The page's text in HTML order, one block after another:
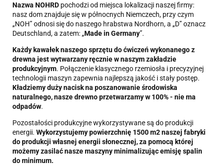
Nazwa NOHRD pochodzi od miejsca lokalizacji naszej firmy:
nasz dom znajduje się w północnych Niemczech, przy czym
„NOH” odnosi się do naszego hrabstwa Nordhorn, a „D” oznacz
Deutschland, a zatem: „Made in Germany”.
Każdy kawałek naszego sprzętu do ćwiczeń wykonanego z
drewna jest wytwarzany ręcznie w naszym zakładzie
produkcyjnym. Połączenie klasycznego rzemiosła i precyzyjnej
technologii maszyn zapewnia najlepszą jakość i stały postęp.
Kładziemy duży nacisk na poszanowanie środowiska
naturalnego, nasze drewno przetwarzamy w 100% - nie ma
odpadów.
Pozostałości produkcyjne wykorzystywane są do produkcji
energii. Wykorzystujemy powierzchnię 1500 m2 naszej fabryki
do produkcji własnej energii słonecznej, za pomocą której
możemy zasilać nasze maszyny minimalizując emisję spalin
do minimum.